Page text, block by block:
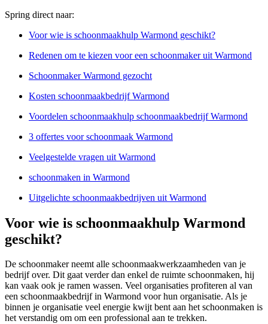
Spring direct naar:
Voor wie is schoonmaakhulp Warmond geschikt?
Redenen om te kiezen voor een schoonmaker uit Warmond
Schoonmaker Warmond gezocht
Kosten schoonmaakbedrijf Warmond
Voordelen schoonmaakhulp schoonmaakbedrijf Warmond
3 offertes voor schoonmaak Warmond
Veelgestelde vragen uit Warmond
schoonmaken in Warmond
Uitgelichte schoonmaakbedrijven uit Warmond
Voor wie is schoonmaakhulp Warmond
geschikt?
De schoonmaker neemt alle schoonmaakwerkzaamheden van je
bedrijf over. Dit gaat verder dan enkel de ruimte schoonmaken, hij
kan vaak ook je ramen wassen. Veel organisaties profiteren al van
een schoonmaakbedrijf in Warmond voor hun organisatie. Als je
binnen je organisatie veel energie kwijt bent aan het schoonmaken is
het verstandig om om een professional aan te trekken.